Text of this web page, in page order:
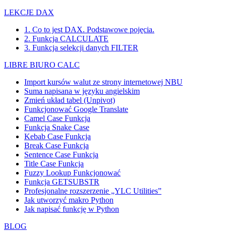
LEKCJE DAX
1. Co to jest DAX. Podstawowe pojęcia.
2. Funkcja CALCULATE
3. Funkcja selekcji danych FILTER
LIBRE BIURO CALC
Import kursów walut ze strony internetowej NBU
Suma napisana w języku angielskim
Zmień układ tabel (Unpivot)
Funkcjonować Google Translate
Camel Case Funkcja
Funkcja Snake Case
Kebab Case Funkcja
Break Case Funkcja
Sentence Case Funkcja
Title Case Funkcja
Fuzzy Lookup Funkcjonować
Funkcja GETSUBSTR
Profesjonalne rozszerzenie „YLC Utilities”
Jak utworzyć makro Python
Jak napisać funkcję w Python
BLOG